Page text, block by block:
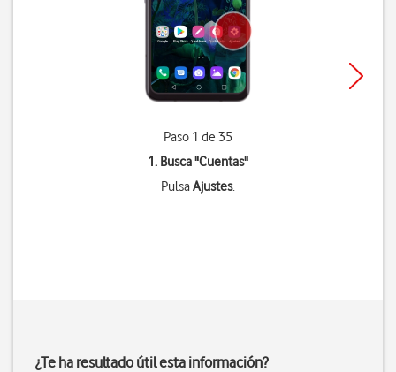
Paso 1 de 35
1. Busca "Cuentas"
PulsaAjustes.
¿Te ha resultado útil esta información?